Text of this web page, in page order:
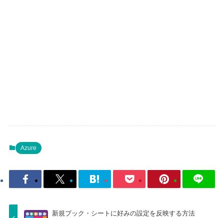
Azure
新規ブック・シートに好みの設定を反映する方法